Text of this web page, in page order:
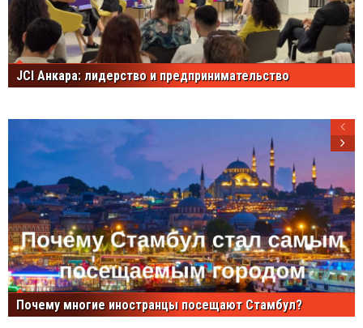
JCI Анкара: лидерство и предпринимательство
Почему многие иностранцы посещают Стамбул?